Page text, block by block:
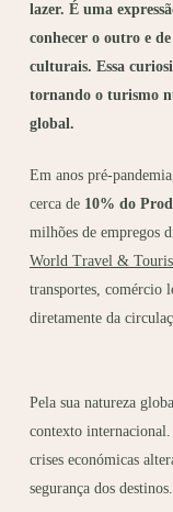
lazer. É uma
conhecer o outro e
culturais. Essa
tornando o turismo
global.
Em anos pré-
cerca de 10% do
milhões de empregos
World Travel &
transportes, comércio
diretamente da
Pela sua natureza
contexto
crises económicas
segurança dos destinos.